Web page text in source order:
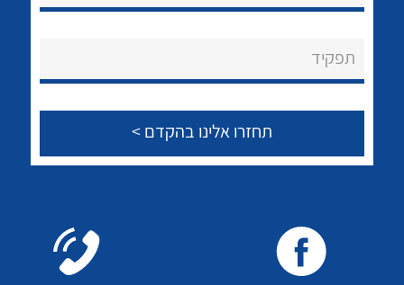
צור קשר
לכל מוצרי היצרן לכל מוצרי היצרן
תפקיד